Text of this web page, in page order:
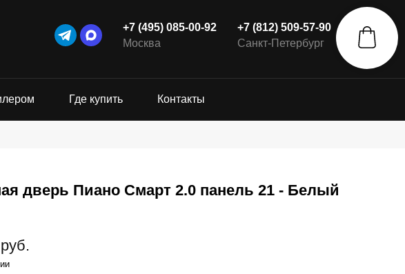
+7 (495) 085-00-92
Москва
+7 (812) 509-57-90
Санкт-Петербург
Где купить Контакты
дверь Пиано Смарт 2.0 панель 21 - Белый